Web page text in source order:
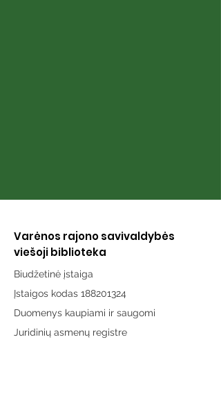
Varėnos rajono savivaldybės
viešoji biblioteka
Biudžetinė įstaiga
Įstaigos kodas 188201324
Duomenys kaupiami ir saugomi
Juridinių asmenų registre